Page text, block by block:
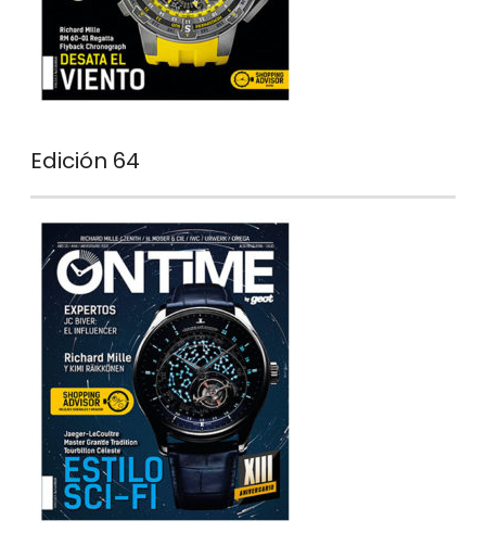
Edición 64